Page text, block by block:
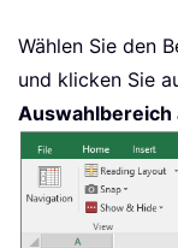
Wählen Sie den
und klicken Sie
Auswahlbereich